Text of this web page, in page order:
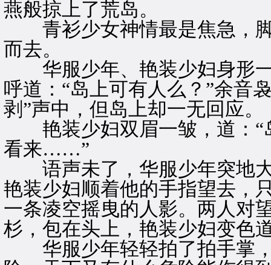
燕般掠上了荒岛。
青衫少女神情最是焦急，脚
而去。
华服少年、艳装少妇身形一
呼道：“岛上可有人么？”余音
剥”声中，但岛上却一无回应。
艳装少妇双眉一皱，道：“
看来……”
语声未了，华服少年突地大
艳装少妇顺着他的手指望去，
一条凌空摇曳的人影。两人对
杉，包在头上，艳装少妇变色
华服少年轻轻拍了拍手掌，